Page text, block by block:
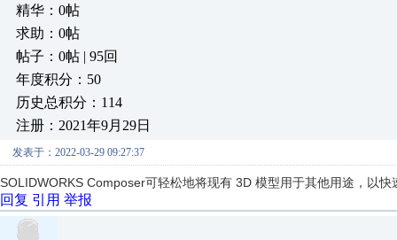
精华：0帖
求助：0帖
帖子：0帖 | 95回
年度积分：50
历史总积分：114
注册：2021年9月29日
发表于：2022-03-29 09:27:37
SOLIDWORKS Composer可轻松地将现有 3D 模型用于其他用途，以
回复 引用 举报